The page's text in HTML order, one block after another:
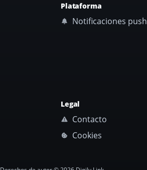
Plataforma
Notificaciones push
Legal
Contacto
Cookies